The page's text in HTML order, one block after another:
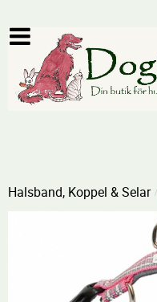
Halsband, Koppel & Selar